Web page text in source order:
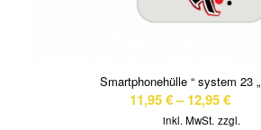
Smartphonehülle “ system 23 „
11,95€–12,95€
inkl. MwSt. zzgl.